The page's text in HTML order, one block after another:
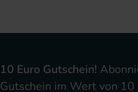
10 Euro Gutschein!
Gutschein im Wert von